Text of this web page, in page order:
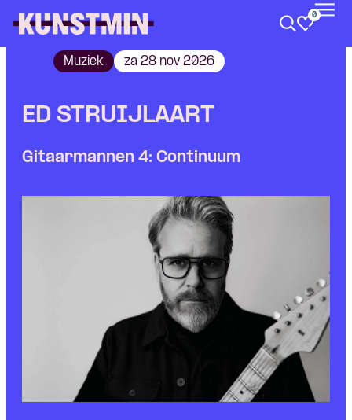
Skip navigatie
0
Muziek za 28 nov 2026
ED STRUIJLAART
Gitaarmannen 4: Continuum